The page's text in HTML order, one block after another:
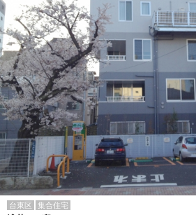
台東区 集合住宅